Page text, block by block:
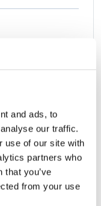
and ads, to
our traffic.
use of our site with
partners who
that you’ve
from your use